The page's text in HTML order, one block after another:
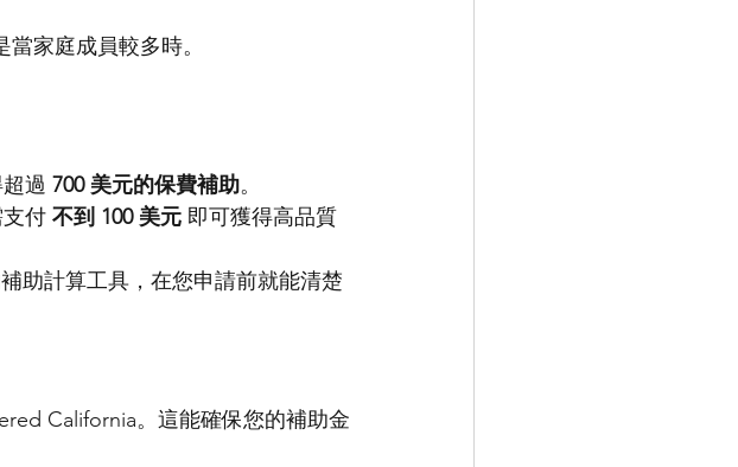
家庭成員較多時。
過 700 美元的保費補助。
支付 不到 100 美元 即可獲得高品質
助計算工具，在您申請前就能清楚
California。這能確保您的補助金